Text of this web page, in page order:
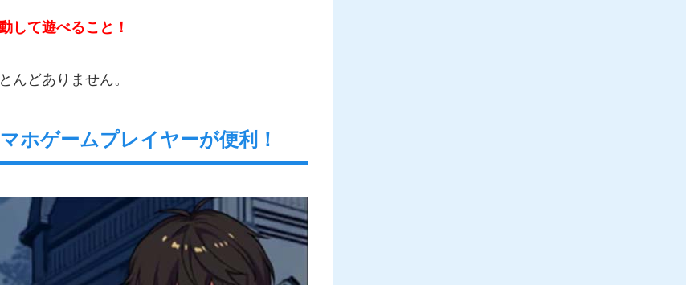
して遊べること！
んどありません。
ホゲームプレイヤーが便利！